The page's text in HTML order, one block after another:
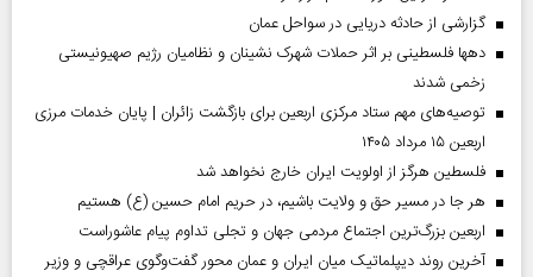
گزارشی از حادثه دریایی در سواحل عمان
دهها فلسطینی بر اثر حملات شهرک نشینان و نظامیان رژیم صهیونیستی
زخمی شدند
توصیه‌های مهم ستاد مرکزی اربعین برای بازگشت زائران | پایان خدمات مرزی
اربعین ۱۵ مرداد ۱۴۰۵
فلسطین هرگز از اولویت ایران خارج نخواهد شد
هر جا در مسیر حق و ولایت باشیم، در حریم امام حسین (ع) هستیم
اربعین بزرگ‌ترین اجتماع مردمی جهان و تجلی تداوم پیام عاشوراست
آخرین روند دیپلماتیک میان ایران و عمان محور گفت‌وگوی عراقچی و وزیر